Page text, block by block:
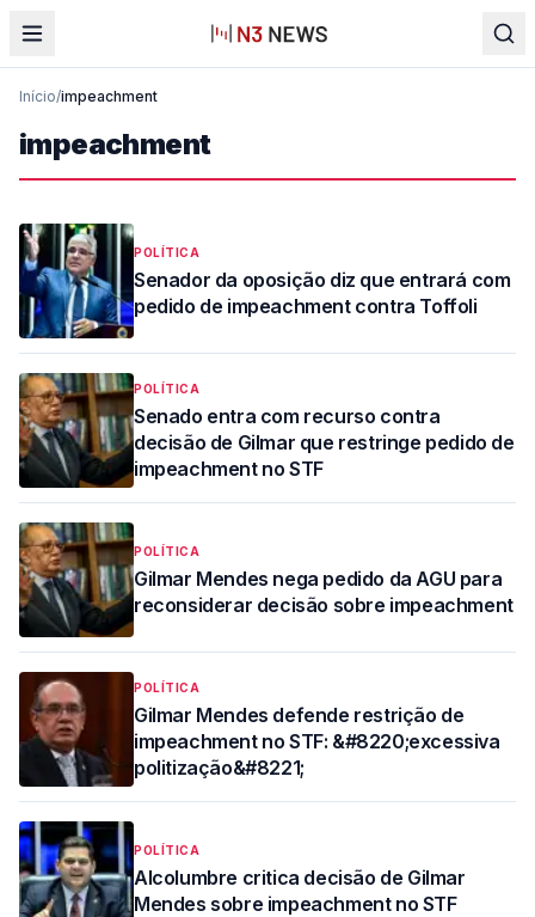
Início/impeachment
impeachment
POLÍTICA
Senador da oposição diz que entrará com
pedido de impeachment contra Toffoli
POLÍTICA
Senado entra com recurso contra
decisão de Gilmar que restringe pedido de
impeachment no STF
POLÍTICA
Gilmar Mendes nega pedido da AGU para
reconsiderar decisão sobre impeachment
POLÍTICA
Gilmar Mendes defende restrição de
impeachment no STF: &#8220;excessiva
politização&#8221;
POLÍTICA
Alcolumbre critica decisão de Gilmar
Mendes sobre impeachment no STF